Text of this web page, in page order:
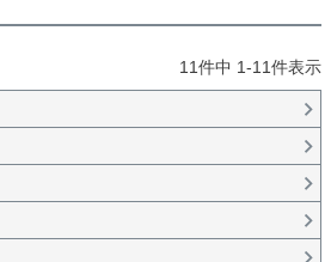
11件中 1-11件表示